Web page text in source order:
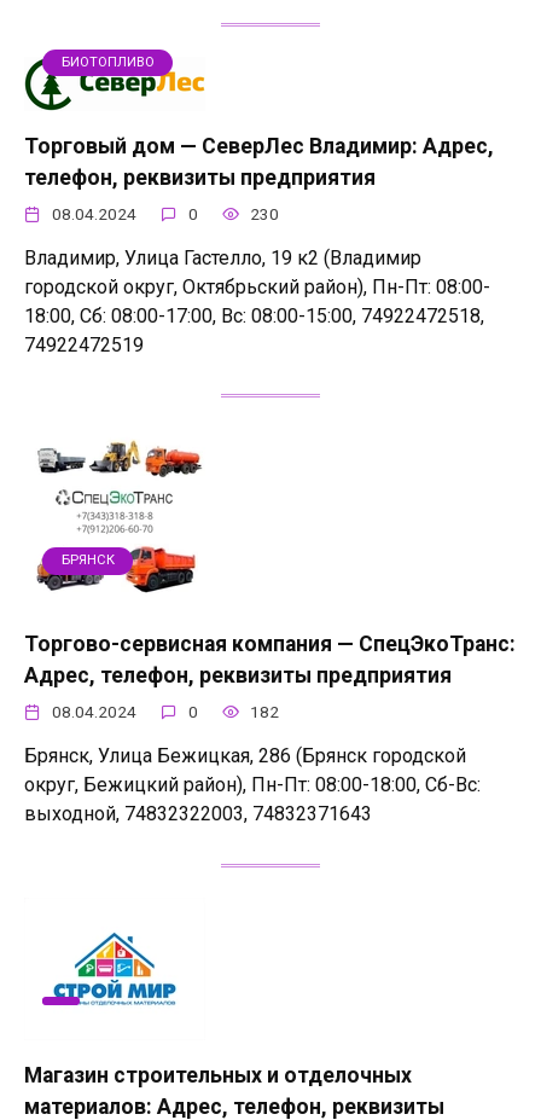
БИОТОПЛИВО
Торговый дом — СеверЛес Владимир: Адрес,
телефон, реквизиты предприятия
08.04.2024 0 230
Владимир, Улица Гастелло, 19 к2 (Владимир
городской округ, Октябрьский район), Пн-Пт: 08:00-
18:00, Сб: 08:00-17:00, Вс: 08:00-15:00, 74922472518,
74922472519
БРЯНСК
Торгово-сервисная компания — СпецЭкоТранс:
Адрес, телефон, реквизиты предприятия
08.04.2024 0 182
Брянск, Улица Бежицкая, 286 (Брянск городской
округ, Бежицкий район), Пн-Пт: 08:00-18:00, Сб-Вс:
выходной, 74832322003, 74832371643
Магазин строительных и отделочных
материалов: Адрес, телефон, реквизиты